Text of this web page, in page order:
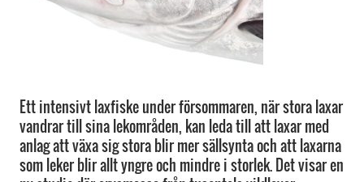
Ett intensivt laxfiske under försommaren, när stora laxar
vandrar till sina lekområden, kan leda till att laxar med
anlag att växa sig stora blir mer sällsynta och att laxarna
som leker blir allt yngre och mindre i storlek. Det visar en